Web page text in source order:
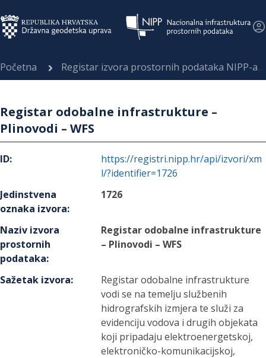
Početna Registar izvora prostornih podataka NIPP-a
Registar odobalne infrastrukture –
Plinovodi – WFS
ID:
https://registri.nipp.hr/api/izvori/xm
l/?identifier=1726
Jedinstvena
oznaka izvora:
1726
Naziv izvora
prostornih
podataka:
Registar odobalne infrastrukture
– Plinovodi – WFS
Sažetak izvora:
Registar odobalne infrastrukture
vodi se na temelju službenih
hidrografskih izmjera te služi za
evidenciju vodova i drugih objekata
koji pripadaju elektroenergetskoj,
elektroničko-komunikacijskoj,